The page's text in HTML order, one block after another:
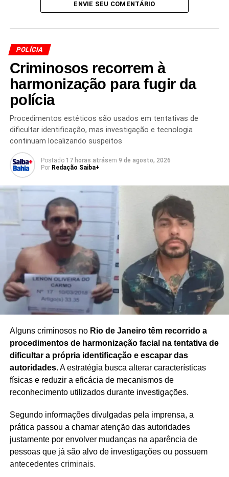
Redação Saiba+
TÓPICOS RELACIONADOS
MANDADO DE PRISÃO
OPERAÇÃO SÃO JOÃO 2026
PENSÃO ALIMENTÍCIA
PLATAFORMA DE OBSERVAÇÃO ELEVADA
PRISÃO
SÃO JOÃO 2026
TECNOLOGIA POLICIAL
VIDEOMONITORAMENTO
Wellington César tem trajetória ligada ao PT e a
Jaques Wagner
NÃO PERCA
Ex-PMs são condenados a mais de 20 anos por
homicídio em Salvador
ENVIE SEU COMENTÁRIO
POLÍCIA
Criminosos recorrem à
harmonização para fugir da
polícia
Procedimentos estéticos são usados em tentativas de
dificultar identificação, mas investigação e tecnologia
continuam localizando suspeitos
Postado 17 horas atrásem 9 de agosto, 2026
Por Redação Saiba+
Alguns criminosos no Rio de Janeiro têm recorrido a
procedimentos de harmonização facial na tentativa de
dificultar a própria identificação e escapar das
autoridades. A estratégia busca alterar características
físicas e reduzir a eficácia de mecanismos de
reconhecimento utilizados durante investigações.
Segundo informações divulgadas pela imprensa, a
prática passou a chamar atenção das autoridades
justamente por envolver mudanças na aparência de
pessoas que já são alvo de investigações ou possuem
antecedentes criminais.